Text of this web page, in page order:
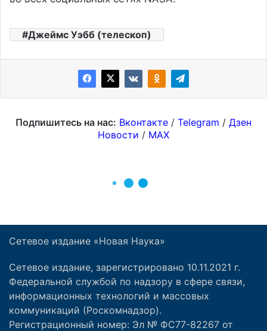
Сетевое издание «Новая Наука»
Сетевое издание, зарегистрировано 10.11.2021 г.
Федеральной службой по надзору в сфере связи,
информационных технологий и массовых
коммуникаций (Роскомнадзор).
Регистрационный номер: Эл № ФС77-82267 от